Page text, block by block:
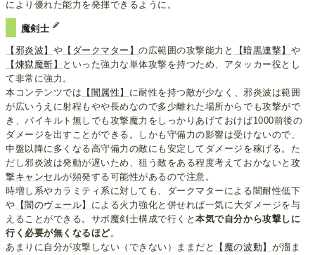
により優れた能力を発揮できるように。
魔剣士
【邪炎波】 や 【ダークマター】の広範囲の攻撃能力と 【暗黒連撃】 や
【煉獄魔斬】
といった強力な単体攻撃を持つため、アタッカー役とし
て非常に強力。
本コンテンツでは 【闇属性】 に耐性を持つ敵が少なく、邪炎波は範囲
が広いうえに射程もやや長めなので多少離れた場所からでも攻撃がで
き、バイキルト無しでも攻撃魔力をしっかりあげておけば1000前後の
ダメージを出すことができる。しかも守備力の影響は受けないので、
中盤以降に多くなる高守備力の敵にも安定してダメージを稼げる。た
だし邪炎波は発動が遅いため、狙う敵をある程度考えておかないと 攻
撃キャンセルが頻発する可能性があるので注意。
時増し系やカラミティ系に対しても、ダークマターによる闇耐性低下
や 【闇のヴェール】 による火力強化と併せれば一気に大ダメージを与
えることができる。サポ魔剣士構成で行くと本気で自分から攻撃しに
行く必要が無くなるほど。
あまりに自分が攻撃しない（できない）ままだと
【魔の波動】 が溜ま